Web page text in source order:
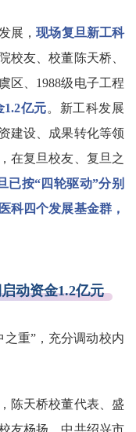
展，现场复旦新工科
校友、校董陈天桥、
区、1988级电子工程
1.2亿元。新工科发展
建设、成果转化等领
在复旦校友、复旦之
已按“四轮驱动”分别
科四个发展基金群，
动资金1.2亿元
重”，充分调动校内
陈天桥校董代表、盛
友杨扬，中共绍兴市